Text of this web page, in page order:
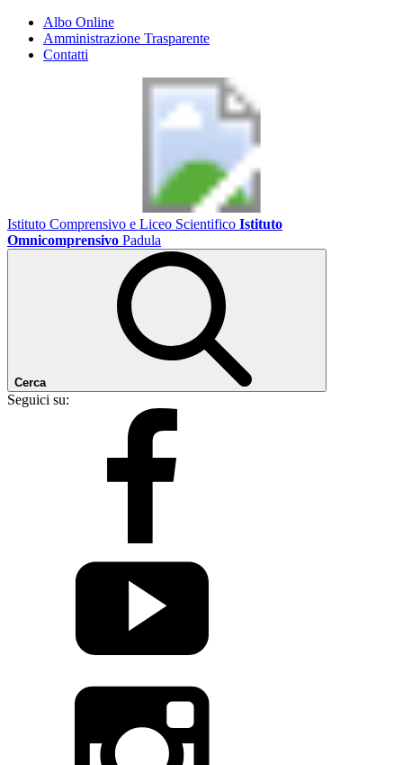
Albo Online
Amministrazione Trasparente
Contatti
Istituto Comprensivo e Liceo Scientifico Istituto
Omnicomprensivo Padula
Cerca
Seguici su: